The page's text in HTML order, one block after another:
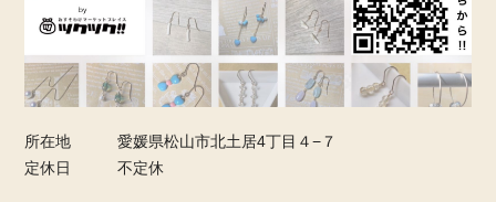
所在地
愛媛県松山市北土居4丁目４−７
定休日
不定休